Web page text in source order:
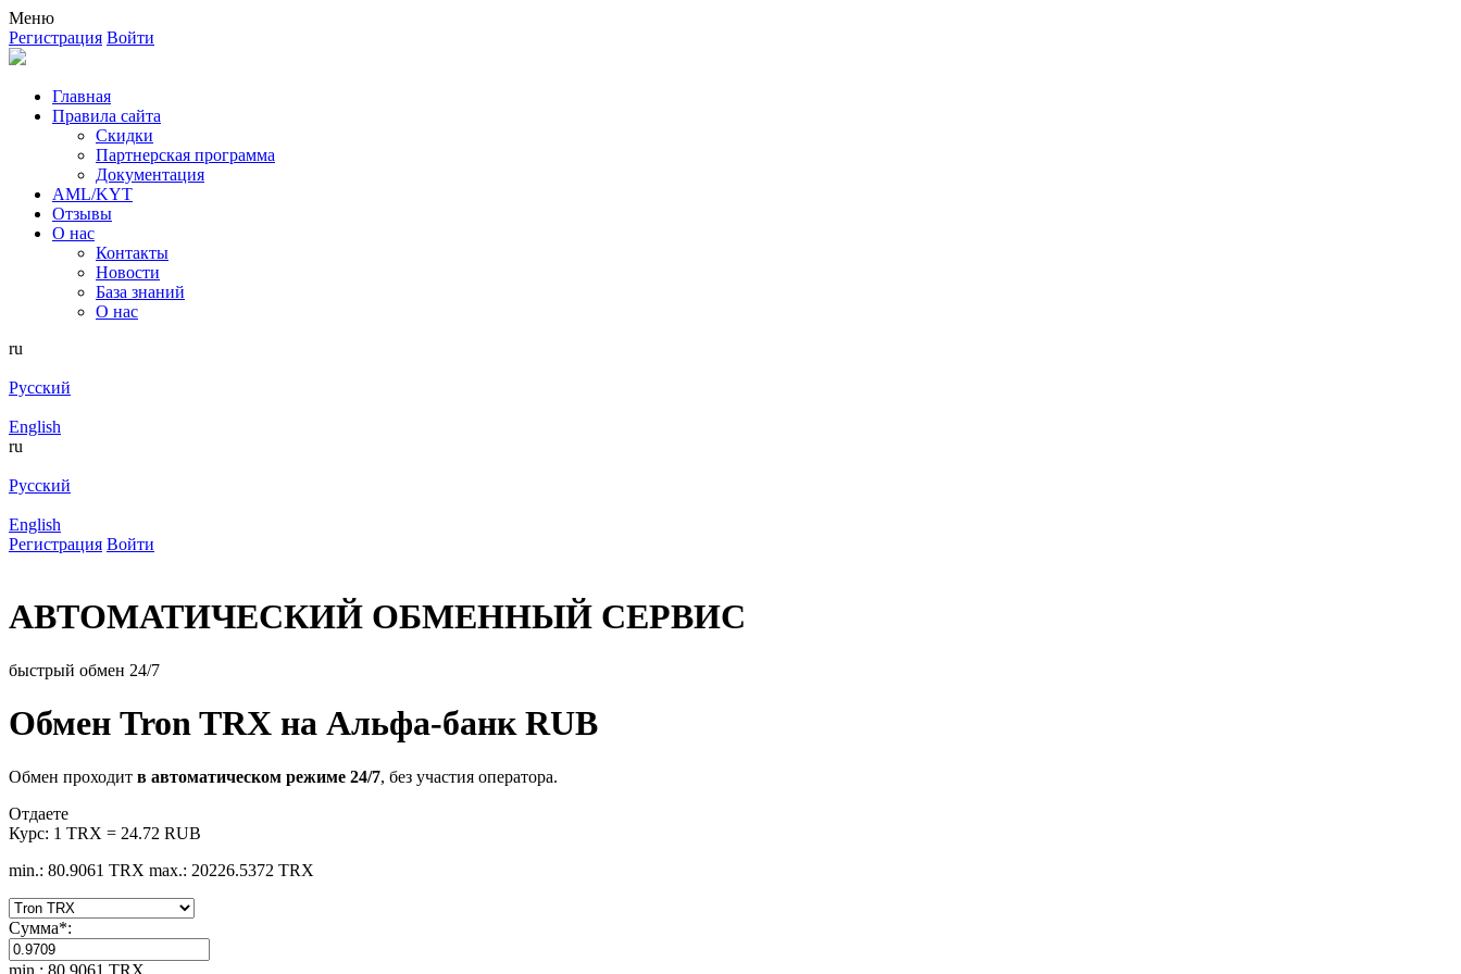
Меню
Регистрация Войти
Главная
Правила сайта
Скидки
Партнерская программа
Документация
AML/KYT
Отзывы
О нас
Контакты
Новости
База знаний
О нас
ru
Русский
English
ru
Русский
English
Регистрация Войти
АВТОМАТИЧЕСКИЙ ОБМЕННЫЙ СЕРВИС
быстрый обмен 24/7
Обмен Tron TRX на Альфа-банк RUB
Обмен проходит в автоматическом режиме 24/7, без участия оператора.
Отдаете
Курс: 1 TRX = 24.72 RUB
min.: 80.9061 TRX max.: 20226.5372 TRX
Сумма*:
min.: 80.9061 TRX